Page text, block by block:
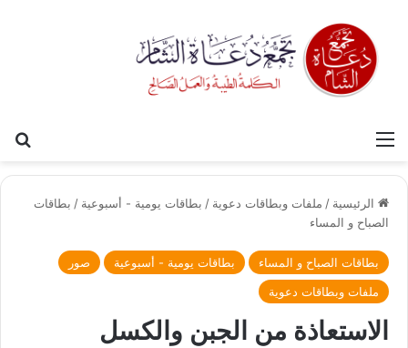
القائمة
الرئيسية / ملفات وبطاقات دعوية / بطاقات يومية - أسبوعية / بطاقات
الصباح و المساء
بطاقات الصباح و المساء بطاقات يومية - أسبوعية
صور
ملفات وبطاقات دعوية
الاستعاذة من الجبن والكسل